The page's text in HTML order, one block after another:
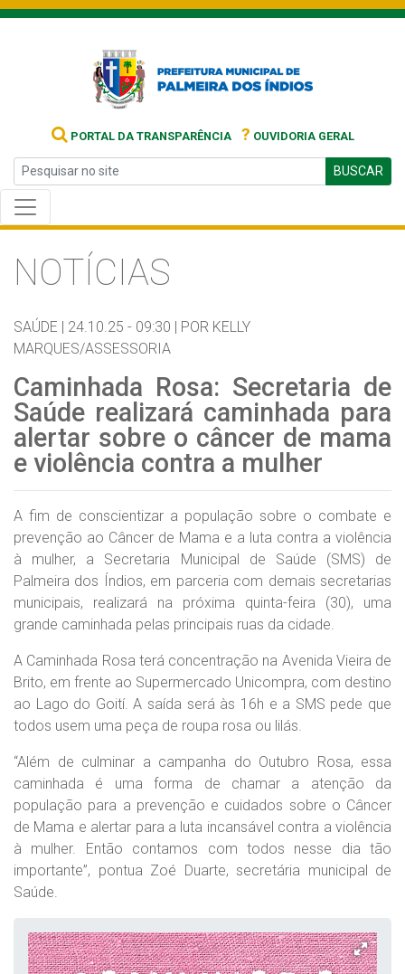
PORTAL DA TRANSPARÊNCIA ? OUVIDORIA GERAL
BUSCAR
NOTÍCIAS
SAÚDE | 24.10.25 - 09:30 | POR KELLY
MARQUES/ASSESSORIA
Caminhada Rosa: Secretaria de
Saúde realizará caminhada para
alertar sobre o câncer de mama
e violência contra a mulher
A fim de conscientizar a população sobre o combate e
prevenção ao Câncer de Mama e a luta contra a violência
à mulher, a Secretaria Municipal de Saúde (SMS) de
Palmeira dos Índios, em parceria com demais secretarias
municipais, realizará na próxima quinta-feira (30), uma
grande caminhada pelas principais ruas da cidade.
A Caminhada Rosa terá concentração na Avenida Vieira de
Brito, em frente ao Supermercado Unicompra, com destino
ao Lago do Goití. A saída será às 16h e a SMS pede que
todos usem uma peça de roupa rosa ou lilás.
“Além de culminar a campanha do Outubro Rosa, essa
caminhada é uma forma de chamar a atenção da
população para a prevenção e cuidados sobre o Câncer
de Mama e alertar para a luta incansável contra a violência
à mulher. Então contamos com todos nesse dia tão
importante”, pontua Zoé Duarte, secretária municipal de
Saúde.